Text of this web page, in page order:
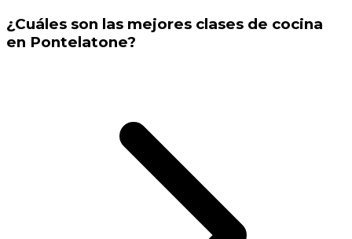
¿Cuáles son las mejores clases de cocina
en Pontelatone?